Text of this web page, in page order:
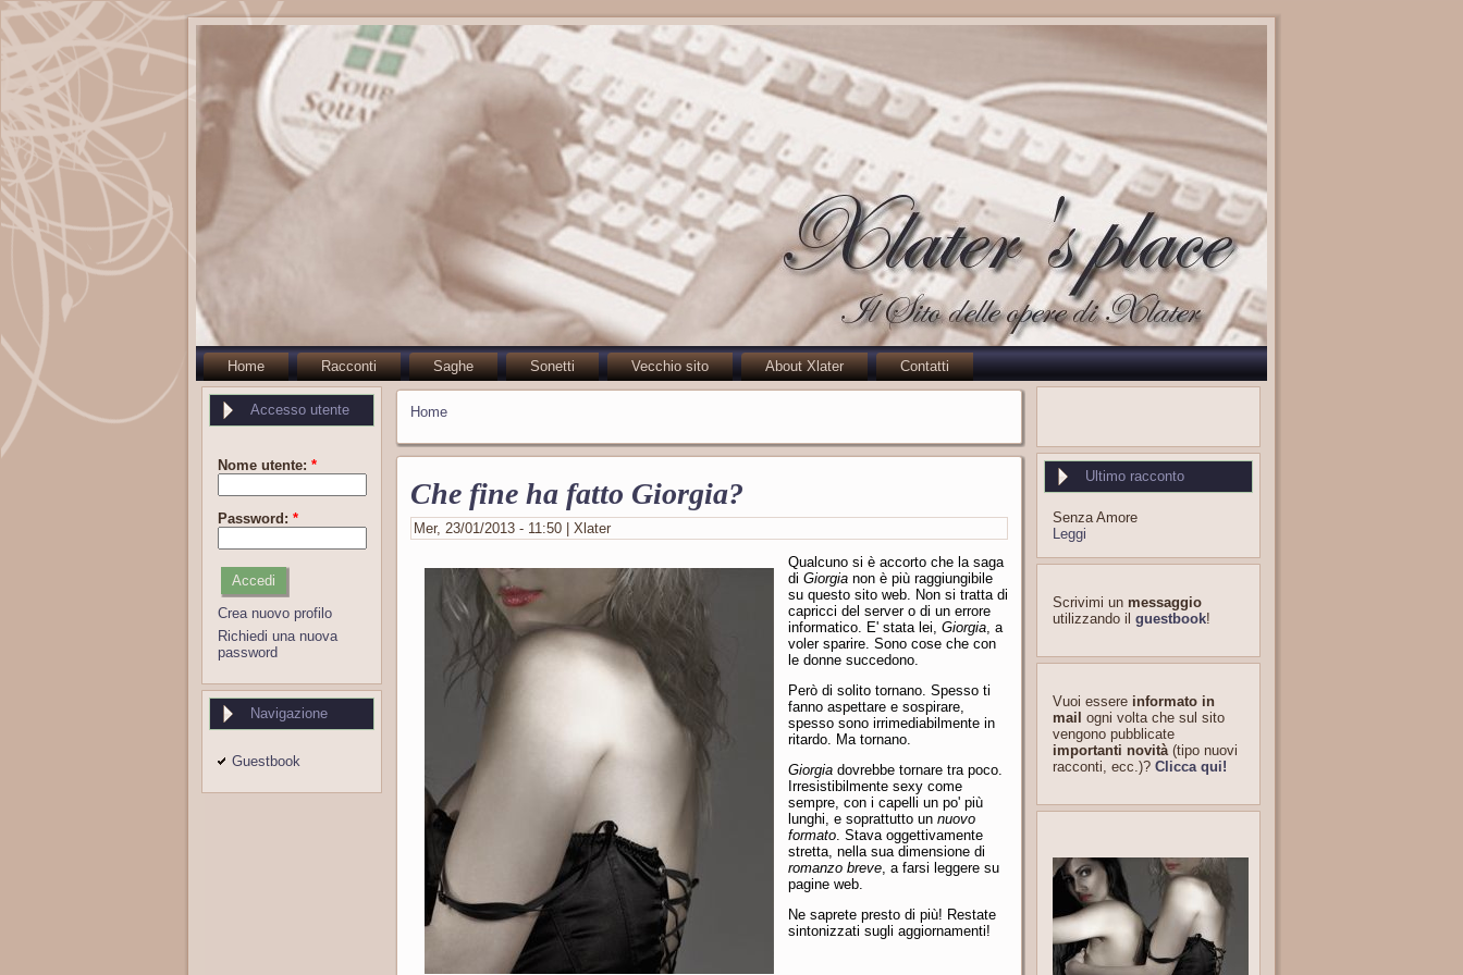
Home Racconti Saghe Sonetti Vecchio sito About Xlater Contatti
Accesso utente
Nome utente: *
Password: *
Crea nuovo profilo
Richiedi una nuova
password
Navigazione
Guestbook
Home
Che fine ha fatto Giorgia?
Mer, 23/01/2013 - 11:50 | Xlater
Qualcuno si è accorto che la saga
di Giorgia non è più raggiungibile
su questo sito web. Non si tratta di
capricci del server o di un errore
informatico. E' stata lei, Giorgia, a
voler sparire. Sono cose che con
le donne succedono.
Però di solito tornano. Spesso ti
fanno aspettare e sospirare,
spesso sono irrimediabilmente in
ritardo. Ma tornano.
Giorgia dovrebbe tornare tra poco.
Irresistibilmente sexy come
sempre, con i capelli un po' più
lunghi, e soprattutto un nuovo
formato. Stava oggettivamente
stretta, nella sua dimensione di
romanzo breve, a farsi leggere su
pagine web.
Ne saprete presto di più! Restate
sintonizzati sugli aggiornamenti!
Ultimo racconto
Senza Amore
Leggi
Scrivimi un messaggio
utilizzando il guestbook!
Vuoi essere informato in
mail ogni volta che sul sito
vengono pubblicate
importanti novità(tipo nuovi
racconti, ecc.)? Clicca qui!